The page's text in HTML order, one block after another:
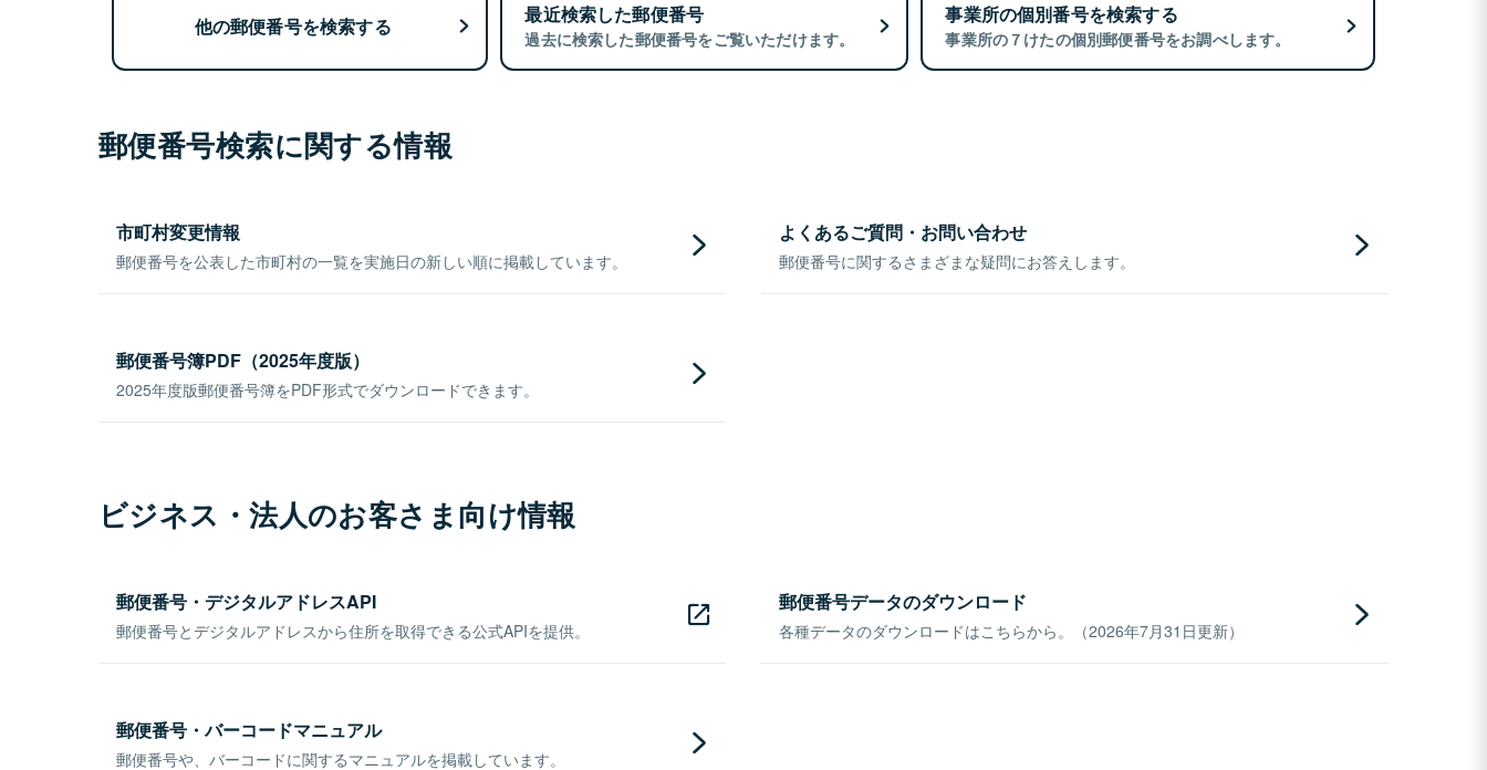
他の郵便番号を検索する 最近検索した郵便番号
過去に検索した郵便番号をご覧いただけます。
事業所の個別番号を検索する
事業所の７けたの個別郵便番号をお調べします。
郵便番号検索に関する情報
市町村変更情報
郵便番号を公表した市町村の一覧を実施日の新しい順に掲載しています。
よくあるご質問・お問い合わせ
郵便番号に関するさまざまな疑問にお答えします。
郵便番号簿PDF（2025年度版）
2025年度版郵便番号簿をPDF形式でダウンロードできます。
ビジネス・法人のお客さま向け情報
郵便番号・デジタルアドレスAPI
郵便番号とデジタルアドレスから住所を取得できる公式APIを提供。
郵便番号データのダウンロード
各種データのダウンロードはこちらから。（2026年7月31日更新）
郵便番号・バーコードマニュアル
郵便番号や、バーコードに関するマニュアルを掲載しています。